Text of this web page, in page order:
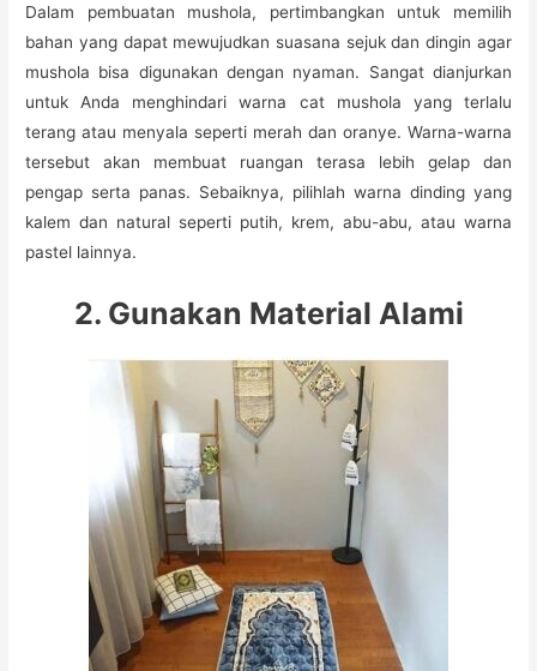
Dalam pembuatan mushola, pertimbangkan untuk memilih
bahan yang dapat mewujudkan suasana sejuk dan dingin agar
mushola bisa digunakan dengan nyaman. Sangat dianjurkan
untuk Anda menghindari warna cat mushola yang terlalu
terang atau menyala seperti merah dan oranye. Warna-warna
tersebut akan membuat ruangan terasa lebih gelap dan
pengap serta panas. Sebaiknya, pilihlah warna dinding yang
kalem dan natural seperti putih, krem, abu-abu, atau warna
pastel lainnya.
2. Gunakan Material Alami